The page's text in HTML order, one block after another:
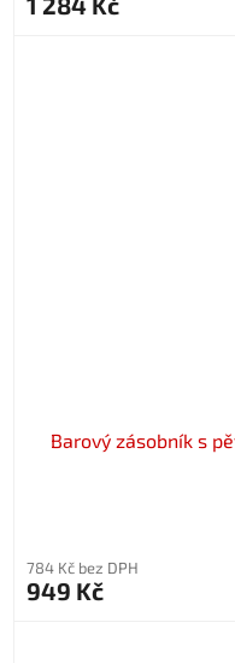
Barový zásobník s
784 Kč bez DPH
949 Kč